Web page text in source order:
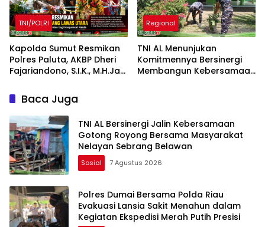
TNI/POLRI
Kapolda Sumut Resmikan
Polres Paluta, AKBP Dheri
Fajariandono, S.I.K., M.H.Jadi
Regional
TNI AL Menunjukan
Komitmennya Bersinergi
Membangun Kebersamaan
Baca Juga
TNI AL Bersinergi Jalin Kebersamaan
Gotong Royong Bersama Masyarakat
Nelayan Sebrang Belawan
Sosial 7 Agustus 2026
Polres Dumai Bersama Polda Riau
Evakuasi Lansia Sakit Menahun dalam
Kegiatan Ekspedisi Merah Putih Presisi